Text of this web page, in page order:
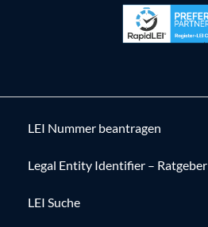
LEI Nummer beantragen
Legal Entity Identifier – Ratgeber
LEI Suche